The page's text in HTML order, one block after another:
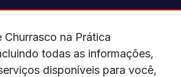
Churrasco na Prática
todas as informações,
disponíveis para você,